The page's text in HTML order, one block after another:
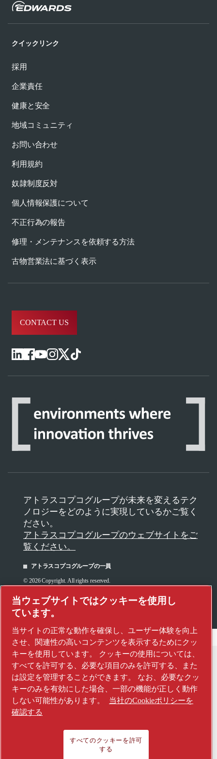
クイックリンク
採用
企業責任
健康と安全
地域コミュニティ
お問い合わせ
利用規約
奴隷制度反対
個人情報保護について
不正行為の報告
修理・メンテナンスを依頼する方法
古物営業法に基づく表示
CONTACT US
アトラスコプコグループが未来を変えるテク
ノロジーをどのように実現しているかご覧く
ださい。
アトラスコプコグループのウェブサイトをご
覧ください。
アトラスコプコグループの一員
" クッキーを管理する"
© 2026 Copyright. All rights reserved.
当ウェブサイトではクッキーを使用し
ています。
当サイトの正常な動作を確保し、ユーザー体験を向上
させ、関連性の高いコンテンツを表示するためにクッ
キーを使用しています。 クッキーの使用については、
すべてを許可する、必要な項目のみを許可する、また
は設定を管理することができます。 なお、必要なクッ
キーのみを有効にした場合、一部の機能が正しく動作
しない可能性があります。
当社のCookieポリシーを
確認する
すべてのクッキーを許可
する